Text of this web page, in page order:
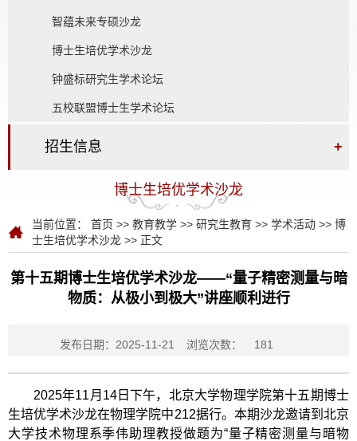
智蕴未来专硕沙龙
博士生培优学术沙龙
钟盛标研究生学术论坛
五校联盟博士生学术论坛
招生信息 +
博士生培优学术沙龙
当前位置： 首页 >> 教育教学 >> 研究生教育 >> 学术活动 >> 博
士生培优学术沙龙 >> 正文
第十五期博士生培优学术沙龙——“量子精密测量与暗
物质：从极小到极大”讲座顺利进行
发布日期：2025-11-21 浏览次数： 181
2025年11月14日下午，北京大学物理学院第十五期博士
生培优学术沙龙在物理学院中212据行。本期沙龙邀请到北京
大学技术物理系季伟助理教授做题为“量子精密测量与暗物